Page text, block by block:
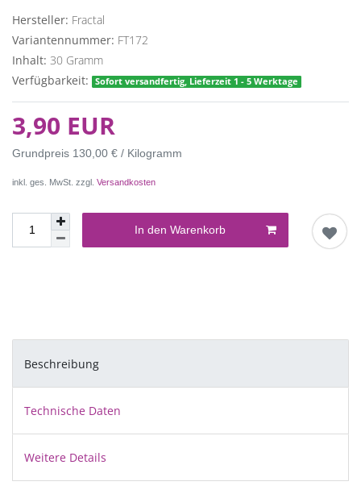
Hersteller: Fractal
Variantennummer: FT172
Inhalt: 30 Gramm
Verfügbarkeit:
Sofort versandfertig, Lieferzeit 1 - 5 Werktage
3,90 EUR
Grundpreis 130,00 € / Kilogramm
inkl. ges. MwSt. zzgl. Versandkosten
In den Warenkorb
Beschreibung
Technische Daten
Weitere Details